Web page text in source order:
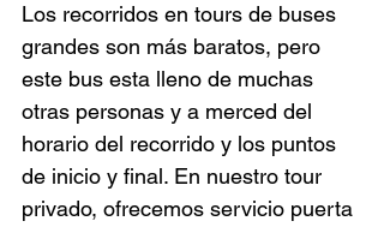
Los recorridos en tours de buses
grandes son más baratos, pero
este bus esta lleno de muchas
otras personas y a merced del
horario del recorrido y los puntos
de inicio y final. En nuestro tour
privado, ofrecemos servicio puerta